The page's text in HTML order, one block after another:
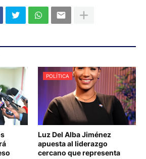
POLÍTICA
Luz Del Alba Jiménez
apuesta al liderazgo
cercano que representa